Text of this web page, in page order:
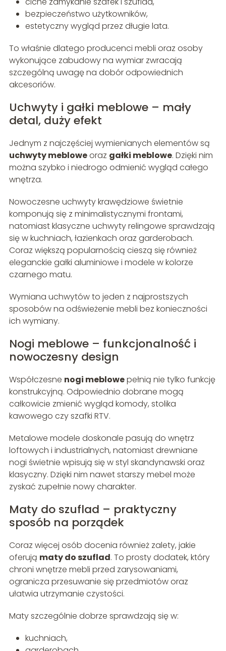
bezpieczeństwo użytkowników,
estetyczny wygląd przez długie lata.
To właśnie dlatego producenci mebli oraz osoby
wykonujące zabudowy na wymiar zwracają
szczególną uwagę na dobór odpowiednich
akcesoriów.
Uchwyty i gałki meblowe – mały
detal, duży efekt
Jednym z najczęściej wymienianych elementów są
uchwyty mebloweoraz gałki meblowe. Dzięki nim
można szybko i niedrogo odmienić wygląd całego
wnętrza.
Nowoczesne uchwyty krawędziowe świetnie
komponują się z minimalistycznymi frontami,
natomiast klasyczne uchwyty relingowe sprawdzają
się w kuchniach, łazienkach oraz garderobach.
Coraz większą popularnością cieszą się również
eleganckie gałki aluminiowe i modele w kolorze
czarnego matu.
Wymiana uchwytów to jeden z najprostszych
sposobów na odświeżenie mebli bez konieczności
ich wymiany.
Nogi meblowe – funkcjonalność i
nowoczesny design
Współczesne nogi meblowepełnią nie tylko funkcję
konstrukcyjną. Odpowiednio dobrane mogą
całkowicie zmienić wygląd komody, stolika
kawowego czy szafki RTV.
Metalowe modele doskonale pasują do wnętrz
loftowych i industrialnych, natomiast drewniane
nogi świetnie wpisują się w styl skandynawski oraz
klasyczny. Dzięki nim nawet starszy mebel może
zyskać zupełnie nowy charakter.
Maty do szuflad – praktyczny
sposób na porządek
Coraz więcej osób docenia również zalety, jakie
oferują maty do szuflad. To prosty dodatek, który
chroni wnętrze mebli przed zarysowaniami,
ogranicza przesuwanie się przedmiotów oraz
ułatwia utrzymanie czystości.
Maty szczególnie dobrze sprawdzają się w:
kuchniach,